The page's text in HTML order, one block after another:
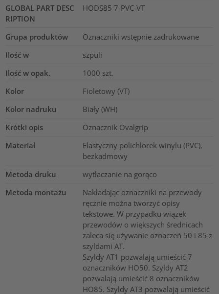
GLOBAL PART DESC
RIPTION
HODS85 7-PVC-VT
Grupa produktów
Oznaczniki wstępnie zadrukowane
Ilość w
szpuli
Ilość w opak.
1000 szt.
Kolor
Fioletowy (VT)
Kolor nadruku
Biały (WH)
Krótki opis
Oznacznik Ovalgrip
Materiał
Elastyczny polichlorek winylu (PVC),
bezkadmowy
Metoda druku
wytłaczanie na gorąco
Metoda montażu
Nakładając oznaczniki na przewody
ręcznie można tworzyć opisy
tekstowe. W przypadku wiązek
przewodów o większych średnicach
zaleca się używanie oznaczeń 50 i 85 z
szyldami AT.
Szyldy AT1 pozwalają umieścić 7
oznaczników HO50. Szyldy AT2
pozwalają umieścić 8 oznaczników
HO85. Szyldy AT3 pozwalają umieścić